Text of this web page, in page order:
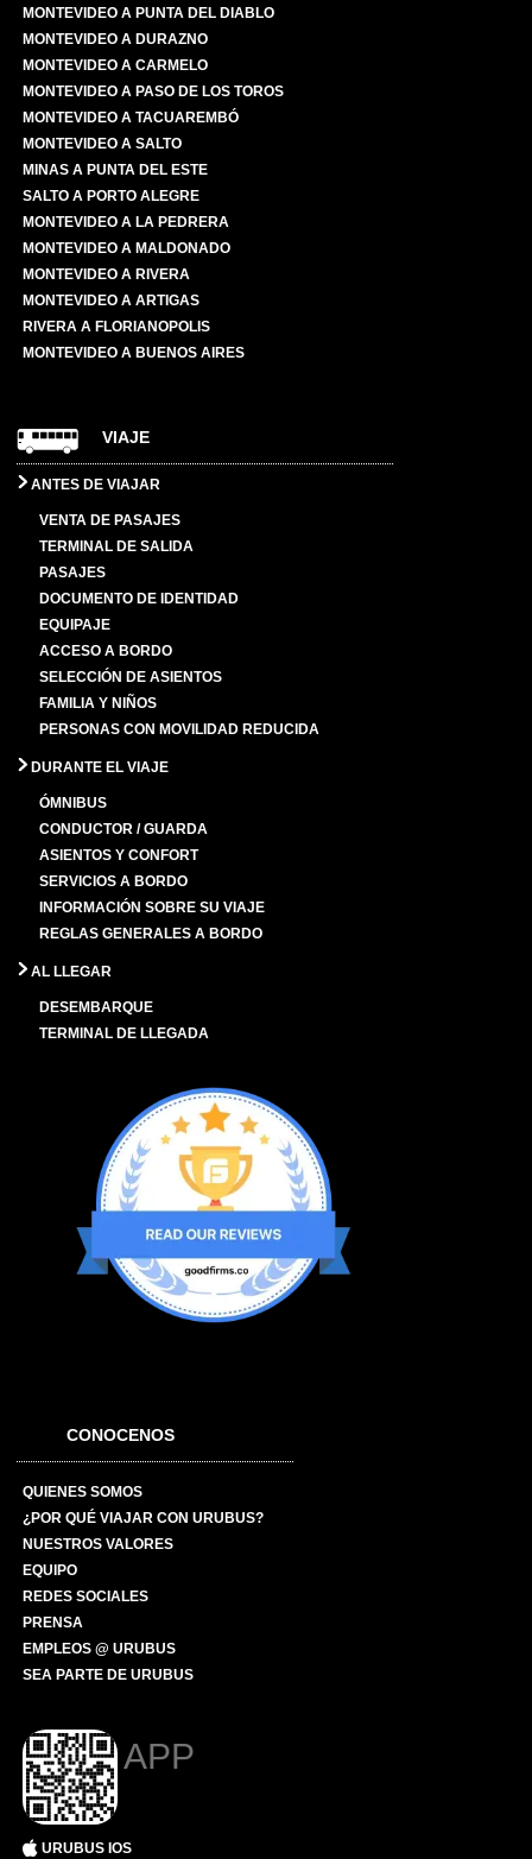
MONTEVIDEO A PUNTA DEL DIABLO
MONTEVIDEO A DURAZNO
MONTEVIDEO A CARMELO
MONTEVIDEO A PASO DE LOS TOROS
MONTEVIDEO A TACUAREMBÓ
MONTEVIDEO A SALTO
MINAS A PUNTA DEL ESTE
SALTO A PORTO ALEGRE
MONTEVIDEO A LA PEDRERA
MONTEVIDEO A MALDONADO
MONTEVIDEO A RIVERA
MONTEVIDEO A ARTIGAS
RIVERA A FLORIANOPOLIS
MONTEVIDEO A BUENOS AIRES
VIAJE
ANTES DE VIAJAR
VENTA DE PASAJES
TERMINAL DE SALIDA
PASAJES
DOCUMENTO DE IDENTIDAD
EQUIPAJE
ACCESO A BORDO
SELECCIÓN DE ASIENTOS
FAMILIA Y NIÑOS
PERSONAS CON MOVILIDAD REDUCIDA
DURANTE EL VIAJE
ÓMNIBUS
CONDUCTOR / GUARDA
ASIENTOS Y CONFORT
SERVICIOS A BORDO
INFORMACIÓN SOBRE SU VIAJE
REGLAS GENERALES A BORDO
AL LLEGAR
DESEMBARQUE
TERMINAL DE LLEGADA
CONOCENOS
QUIENES SOMOS
¿POR QUÉ VIAJAR CON URUBUS?
NUESTROS VALORES
EQUIPO
REDES SOCIALES
PRENSA
EMPLEOS @ URUBUS
SEA PARTE DE URUBUS
APP
URUBUS IOS